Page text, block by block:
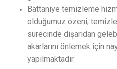
Battaniye temizleme
olduğumuz özeni,
sürecinde dışarıdan
akarlarını önlemek için
yapılmaktadır.